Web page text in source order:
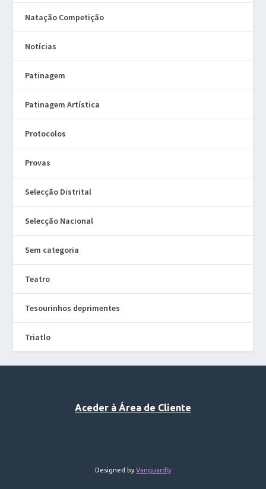
Natação Competição
Notícias
Patinagem
Patinagem Artística
Protocolos
Provas
Selecção Distrital
Selecção Nacional
Sem categoria
Teatro
Tesourinhos deprimentes
Triatlo
Aceder à Área de Cliente
Designed byVanguardly